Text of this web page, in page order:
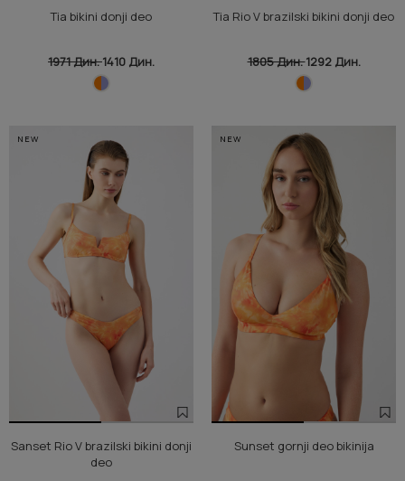
Tia bikini donji deo
1971 Дин.1410 Дин.
Tia Rio V brazilski bikini donji deo
1805 Дин.1292 Дин.
NEW
Sanset Rio V brazilski bikini donji
deo
NEW
Sunset gornji deo bikinija